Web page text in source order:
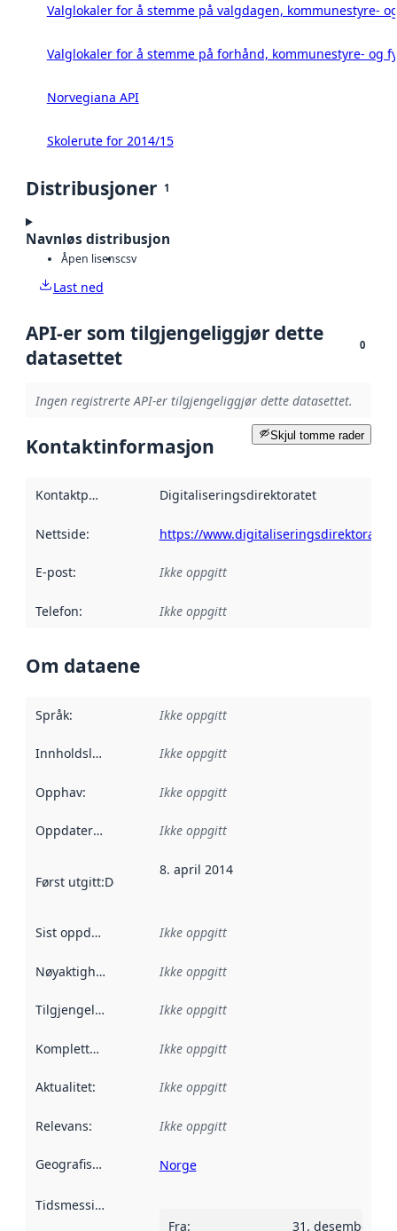
Valglokaler for å stemme på valgdagen, kommunestyre-
Valglokaler for å stemme på forhånd, kommunestyre- og
Norvegiana API
Skolerute for 2014/15
Distribusjoner 1
Navnløs distribusjon
Åpen lisenscsv
Last ned
API-er som tilgjengeliggjør dette
datasettet
0
Ingen registrerte API-er tilgjengeliggjør dette datasettet.
Skjul tomme rader
Kontaktinformasjon
Kontaktpunkt Digitaliseringsdirektoratet
Nettside: https://
E-post: Ikke oppgitt
Telefon: Ikke oppgitt
Om dataene
Språk: Ikke oppgitt
Innholdsleverandører :
Ikke oppgitt
Opphav: Ikke oppgitt
Oppdateringsfrekvens :
Ikke oppgitt
Først utgitt:Denne datoen sier når dataene i dette
8. april 2014
Sist oppdatert Ikke oppgitt
Nøyaktighet Ikke oppgitt
Tilgjengelighet Ikke oppgitt
Kompletthet Ikke oppgitt
Aktualitet: Ikke oppgitt
Relevans: Ikke oppgitt
Geografisk avgrensning :
Norge
Tidsmessig avgrensning
Fra: 31. desember